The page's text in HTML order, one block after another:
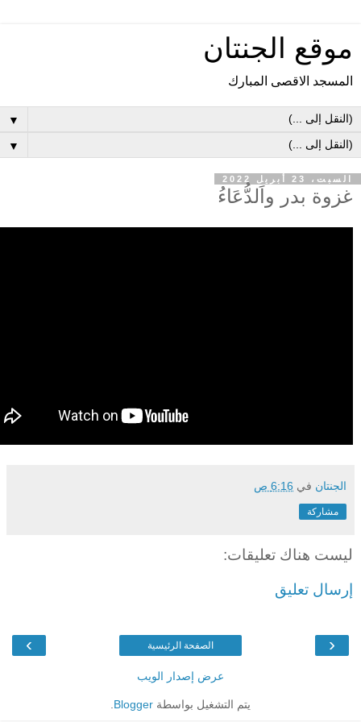
موقع الجنتان
المسجد الاقصى المبارك
▼
▼
السبت، 23 أبريل 2022
غزوة بدر واَلدُّعَاءُ
الجنتان في 6:16 ص
مشاركة
ليست هناك تعليقات:
إرسال تعليق
‹
› الصفحة الرئيسية
عرض إصدار الويب
يتم التشغيل بواسطة Blogger